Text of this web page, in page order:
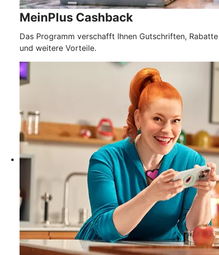
MeinPlus Cashback
Das Programm verschafft Ihnen Gutschriften, Rabatte
und weitere Vorteile.